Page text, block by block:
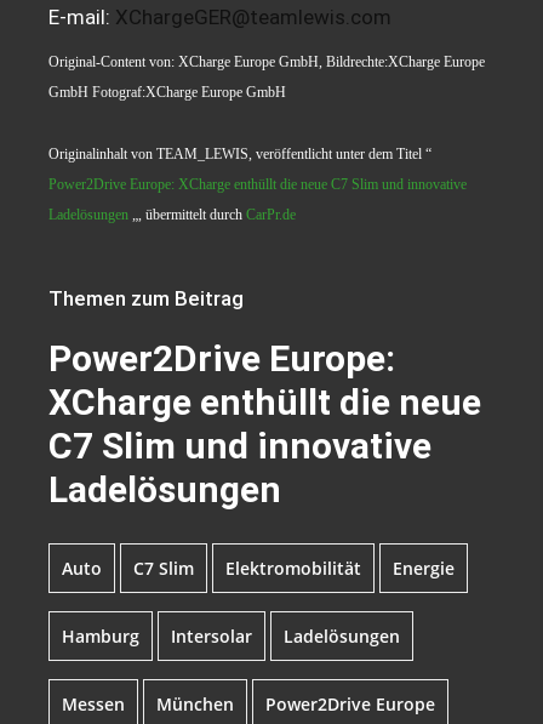
E-mail: XChargeGER@teamlewis.com
Original-Content von: XCharge Europe GmbH, Bildrechte:XCharge Europe
GmbH Fotograf:XCharge Europe GmbH
Originalinhalt von TEAM_LEWIS, veröffentlicht unter dem Titel “
Power2Drive Europe: XCharge enthüllt die neue C7 Slim und innovative
Ladelösungen „, übermittelt durch CarPr.de
Themen zum Beitrag
Power2Drive Europe:
XCharge enthüllt die neue
C7 Slim und innovative
Ladelösungen
Auto C7 Slim Elektromobilität Energie
Hamburg Intersolar Ladelösungen
Messen München Power2Drive Europe